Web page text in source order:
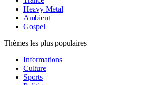
Heavy Metal
Ambient
Gospel
Thèmes les plus populaires
Informations
Culture
Sports